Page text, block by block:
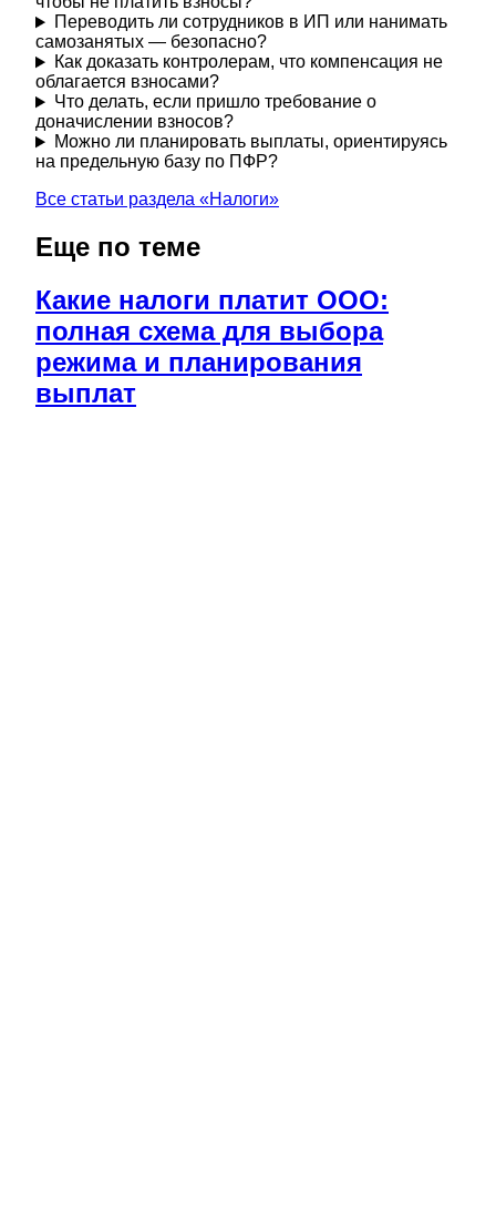
Переводить ли сотрудников в ИП или нанимать
самозанятых — безопасно?
Как доказать контролерам, что компенсация не
облагается взносами?
Что делать, если пришло требование о
доначислении взносов?
Можно ли планировать выплаты, ориентируясь
на предельную базу по ПФР?
Все статьи раздела «Налоги»
Еще по теме
Какие налоги платит ООО:
полная схема для выбора
режима и планирования
выплат